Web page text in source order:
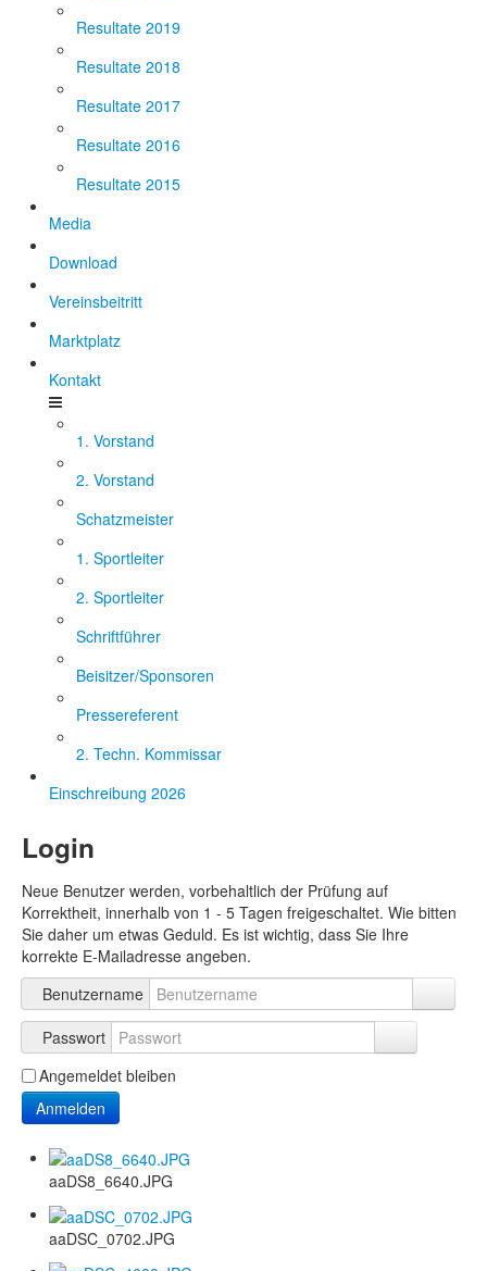
Resultate 2019
Resultate 2018
Resultate 2017
Resultate 2016
Resultate 2015
Media
Download
Vereinsbeitritt
Marktplatz
Kontakt
1. Vorstand
2. Vorstand
Schatzmeister
1. Sportleiter
2. Sportleiter
Schriftführer
Beisitzer/Sponsoren
Pressereferent
2. Techn. Kommissar
Einschreibung 2026
Login
Neue Benutzer werden, vorbehaltlich der Prüfung auf
Korrektheit, innerhalb von 1 - 5 Tagen freigeschaltet. Wie bitten
Sie daher um etwas Geduld. Es ist wichtig, dass Sie Ihre
korrekte E-Mailadresse angeben.
Benutzername
Passwort
Angemeldet bleiben
Anmelden
aaDS8_6640.JPG
aaDSC_0702.JPG